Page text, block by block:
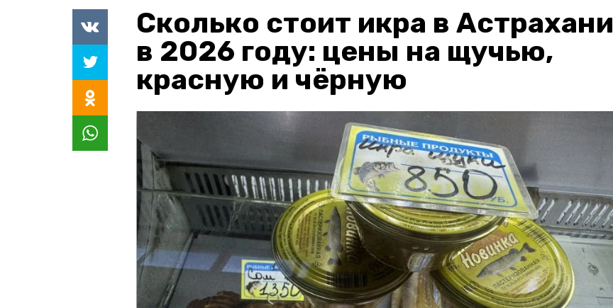
Сколько стоит икра в Астрахани
в 2026 году: цены на щучью,
красную и чёрную